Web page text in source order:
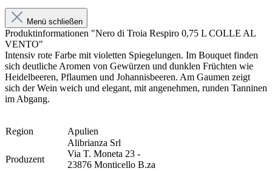
Menü schließen
Produktinformationen "Nero di Troia Respiro 0,75 L COLLE AL
VENTO"
Intensiv rote Farbe mit violetten Spiegelungen. Im Bouquet finden
sich deutliche Aromen von Gewürzen und dunklen Früchten wie
Heidelbeeren, Pflaumen und Johannisbeeren. Am Gaumen zeigt
sich der Wein weich und elegant, mit angenehmen, runden Tanninen
im Abgang.
Region Apulien
Produzent
Alibrianza Srl
Via T. Moneta 23 -
23876 Monticello B.za